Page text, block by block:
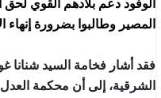
الوفود دعم بلادهم القوي
المصير وطالبوا بضرورة إنهاء
فقد أشار فخامة السيد شنانا